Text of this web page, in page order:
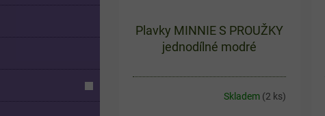
Plavky MINNIE S PROUŽKY
jednodílné modré
Skladem (2 ks)